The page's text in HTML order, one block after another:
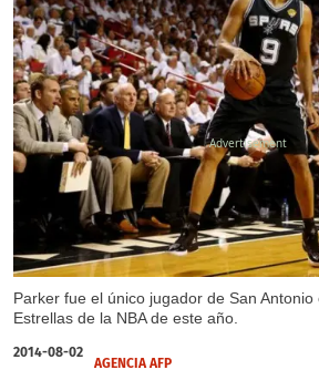
Parker fue el único jugador de San
Estrellas de la NBA de este año.
2014-08-02
AGENCIA AFP